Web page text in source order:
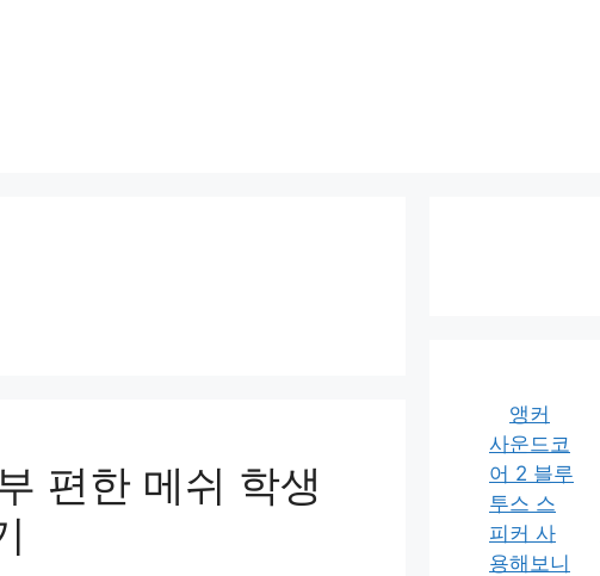
편한 메쉬 학생
앵커
사운드코
어 2 블루
투스 스
피커 사
용해보니